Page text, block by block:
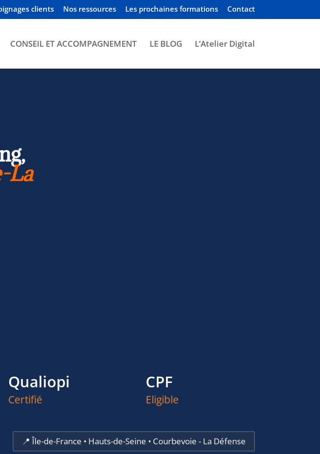
clients Nos ressources Les prochaines formations Contact
CONSEIL ET ACCOMPAGNEMENT LE BLOG L’Atelier Digital
La
Qualiopi
Certifié
CPF
Eligible
📍 Île-de-France • Hauts-de-Seine • Courbevoie - La Défense